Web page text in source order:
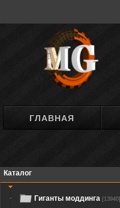
ГЛАВНАЯ
Каталог
Гиганты моддинга [13940]